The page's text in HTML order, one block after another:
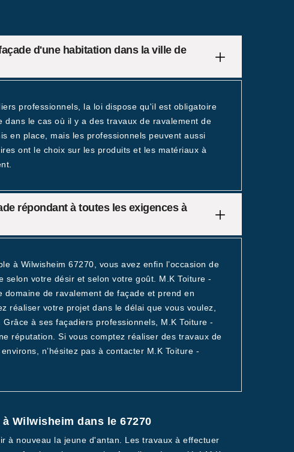
d'une habitation dans la ville de
professionnels, la loi dispose qu'il est obligatoire
le cas où il y a des travaux de ravalement de
en place, mais les professionnels peuvent aussi
ont le choix sur les produits et les matériaux à
répondant à toutes les exigences à
à Wilwisheim 67270, vous avez enfin l’occasion de
votre désir et selon votre goût. M.K Toiture -
de ravalement de façade et prend en
réaliser votre projet dans le délai que vous voulez,
à ses façadiers professionnels, M.K Toiture -
réputation. Si vous comptez réaliser des travaux de
n’hésitez pas à contacter M.K Toiture -
Wilwisheim dans le 67270
à nouveau la jeune d'antan. Les travaux à effectuer